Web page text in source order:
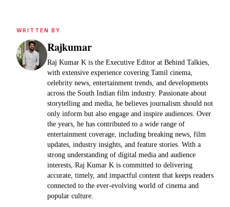
WRITTEN BY
Rajkumar
Raj Kumar K is the Executive Editor at Behind Talkies,
with extensive experience covering Tamil cinema,
celebrity news, entertainment trends, and developments
across the South Indian film industry. Passionate about
storytelling and media, he believes journalism should not
only inform but also engage and inspire audiences. Over
the years, he has contributed to a wide range of
entertainment coverage, including breaking news, film
updates, industry insights, and feature stories. With a
strong understanding of digital media and audience
interests, Raj Kumar K is committed to delivering
accurate, timely, and impactful content that keeps readers
connected to the ever-evolving world of cinema and
popular culture.